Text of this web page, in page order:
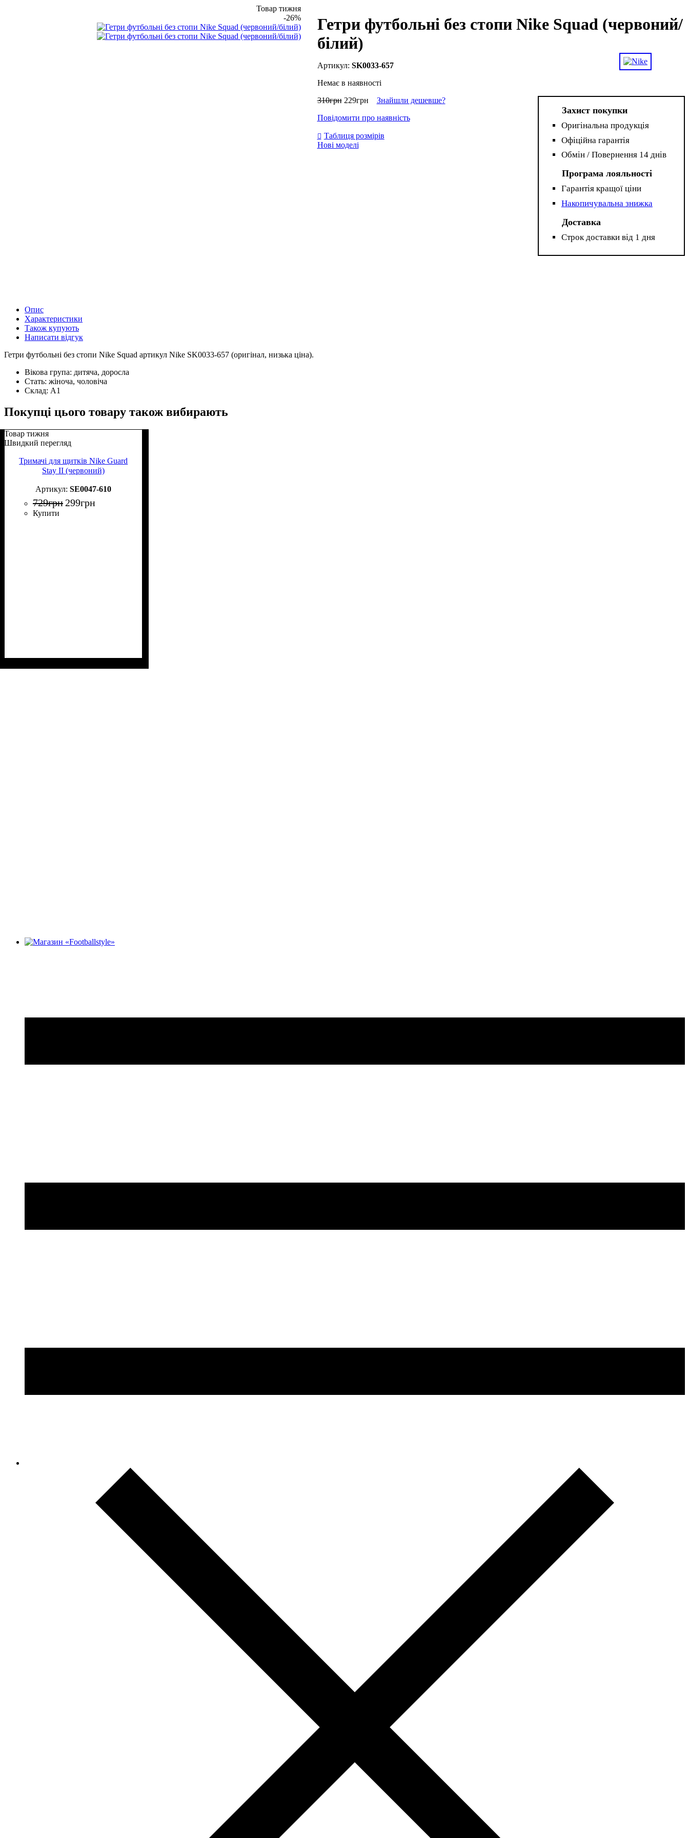
Товар тижня
-26%
Гетри футбольні без стопи Nike Squad (червоний/
білий)
SK0033-657
Немає в наявності
310грн 229грн
Знайшли дешевше?
Повідомити про наявність
Таблиця розмірів
Нові моделі
Захист покупки
Оригінальна продукція
Офіційна гарантія
Обмін / Повернення 14 днів
Програма лояльності
Гарантія кращої ціни
Накопичувальна знижка
Доставка
Строк доставки від 1 дня
Опис
Характеристики
Також купують
Написати відгук
Гетри футбольні без стопи Nike Squad артикул Nike SK0033-657 (оригінал, низька ціна).
Вікова група: дитяча, доросла
Стать: жіноча, чоловіча
Склад: А1
Покупці цього товару також вибирають
Товар тижня
Швидкий перегляд
Тримачі для щитків Nike Guard
Stay II (червоний)
SE0047-610
729грн 299грн
Купити